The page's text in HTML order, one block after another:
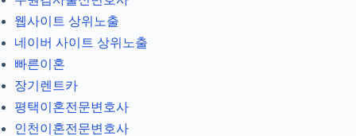
웹사이트 상위노출
네이버 사이트 상위노출
빠른이혼
장기렌트카
평택이혼전문변호사
인천이혼전문변호사